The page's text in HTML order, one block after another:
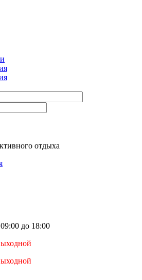
отдыха
до 18:00